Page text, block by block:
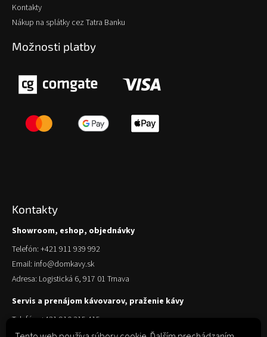
Kontakty
Nákup na splátky cez Tatra Banku
Možnosti platby
Kontakty
Showroom, eshop, objednávky
Telefón: +421 911 939 992
Email: info@domkavy.sk
Adresa: Logistická 6, 917 01 Trnava
Servis a prenájom kávovarov, praženie kávy
Telefón: +421 910 315 415